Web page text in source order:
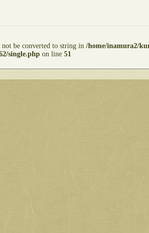
be converted to string in /home/inamura2/
single.php on line 51